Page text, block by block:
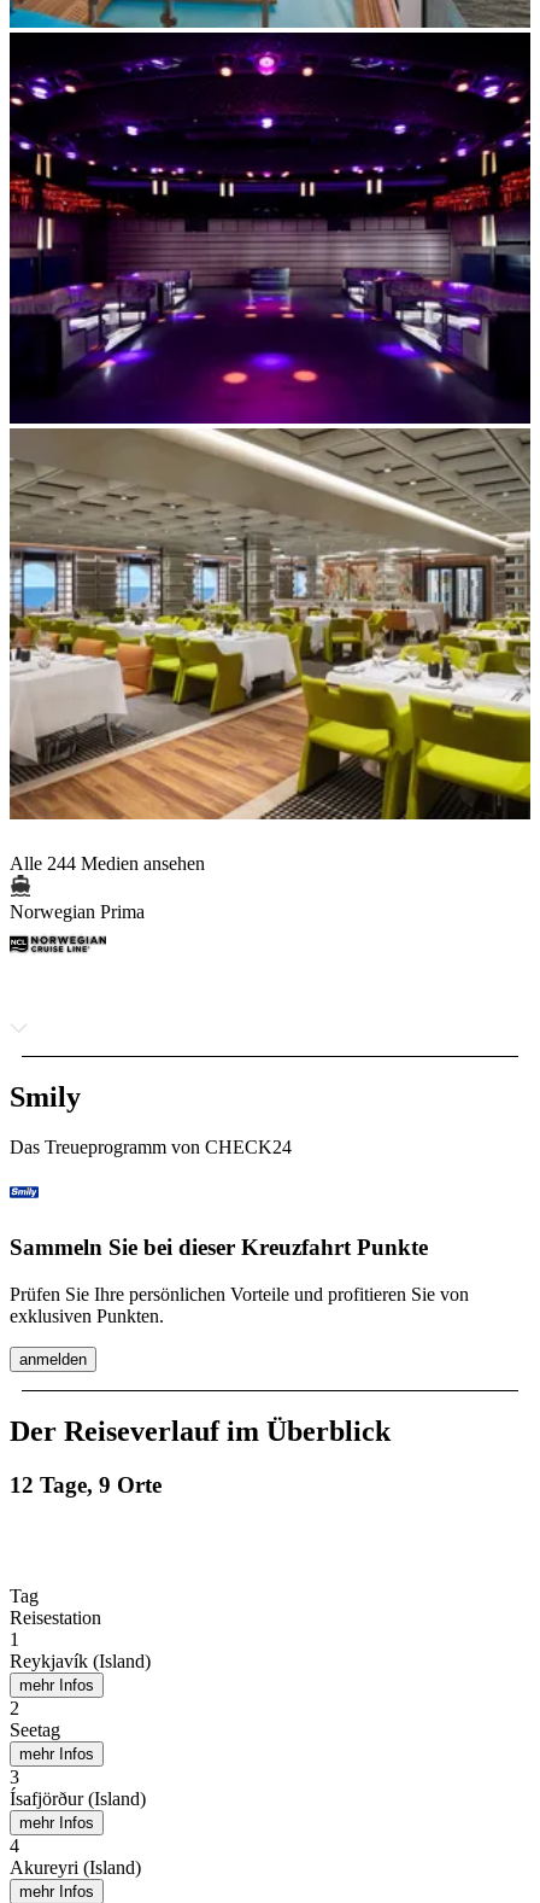
Alle 244 Medien ansehen
Norwegian Prima
Smily
Das Treueprogramm von CHECK24
Sammeln Sie bei dieser Kreuzfahrt Punkte
Prüfen Sie Ihre persönlichen Vorteile und profitieren Sie von
exklusiven Punkten.
anmelden
Der Reiseverlauf im Überblick
12 Tage, 9 Orte
Tag
Reisestation
1
Reykjavík (Island)
mehr Infos
2
Seetag
mehr Infos
3
Ísafjörður (Island)
mehr Infos
4
Akureyri (Island)
mehr Infos